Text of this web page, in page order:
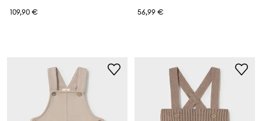
109,90 €
56,99 €